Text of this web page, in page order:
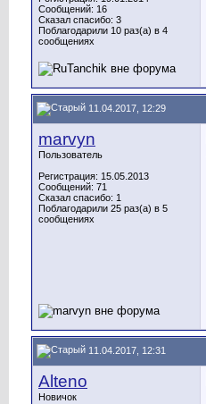
Сообщений: 16
Сказал спасибо: 3
Поблагодарили 10 раз(а) в 4
сообщениях
11.04.2017, 12:29
marvyn
Пользователь
Регистрация: 15.05.2013
Сообщений: 71
Сказал спасибо: 1
Поблагодарили 25 раз(а) в 5
сообщениях
11.04.2017, 12:31
Alteno
Новичок